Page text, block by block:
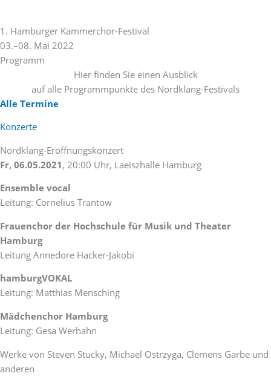
springen
1. Hamburger Kammerchor-Festival
03.–08. Mai 2022
Programm
Hier finden Sie einen Ausblick
auf alle Programmpunkte des Nordklang-Festivals
Alle Termine
Konzerte
Nordklang-Eröffnungskonzert
Fr, 06.05.2021, 20:00 Uhr, Laeiszhalle Hamburg
Ensemble vocal
Leitung: Cornelius Trantow
Frauenchor der Hochschule für Musik und Theater
Hamburg
Leitung Annedore Hacker-Jakobi
hamburgVOKAL
Leitung: Matthias Mensching
Mädchenchor Hamburg
Leitung: Gesa Werhahn
Werke von Steven Stucky, Michael Ostrzyga, Clemens Garbe und
anderen